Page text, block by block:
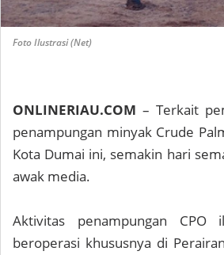
Foto Ilustrasi (Net)
ONLINERIAU.COM – Terkait
penampungan minyak Crude
Kota Dumai ini, semakin hari
awak media.
Aktivitas penampungan CPO
beroperasi khususnya di